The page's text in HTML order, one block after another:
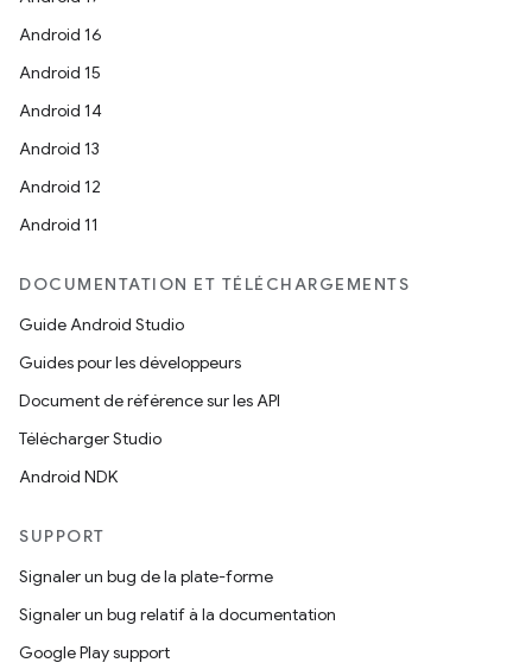
Android 16
Android 15
Android 14
Android 13
Android 12
Android 11
DOCUMENTATION ET TÉLÉCHARGEMENTS
Guide Android Studio
Guides pour les développeurs
Document de référence sur les API
Télécharger Studio
Android NDK
SUPPORT
Signaler un bug de la plate-forme
Signaler un bug relatif à la documentation
Google Play support